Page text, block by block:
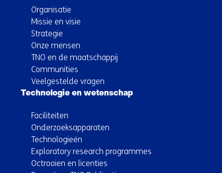
Organisatie
Missie en visie
Strategie
Onze mensen
TNO en de maatschappij
Communities
Veelgestelde vragen
Technologie en wetenschap
Faciliteiten
Onderzoeksapparaten
Technologieën
Exploratory research programmes
Octrooien en licenties